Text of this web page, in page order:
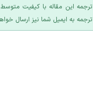
ترجمه این مقاله با کیفیت
ترجمه به ایمیل شما نیز ارسال